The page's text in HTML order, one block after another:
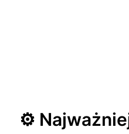
⚙️